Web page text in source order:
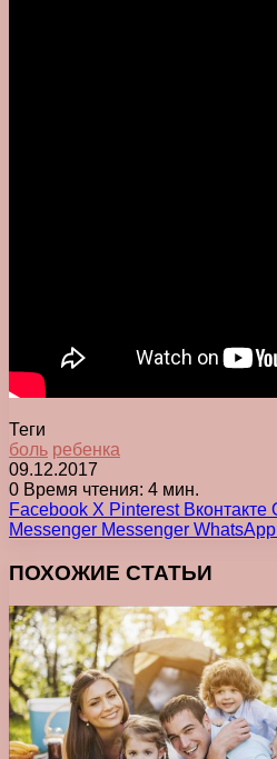
Теги
боль ребенка
09.12.2017
0 Время чтения: 4 мин.
Facebook X Pinterest Вконтакте
Messenger Messenger WhatsApp
ПОХОЖИЕ СТАТЬИ